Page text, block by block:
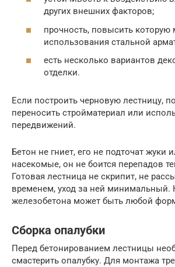
других внешних факторов;
прочность, повысить которую
использования стальной
есть несколько вариантов
отделки.
Если построить черновую лестницу,
переносить стройматериал или
передвижений.
Бетон не гниет, его не подточат жуки
насекомые, он не боится перепадов
Готовая лестница не скрипит, не
временем, уход за ней минимальный.
железобетона может быть любой
Сборка опалубки
Перед бетонированием лестницы
смастерить опалубку. Для монтажа